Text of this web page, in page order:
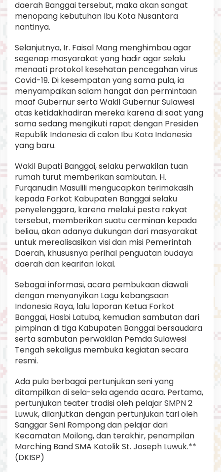
daerah Banggai tersebut, maka akan sangat
menopang kebutuhan Ibu Kota Nusantara
nantinya.
Selanjutnya, Ir. Faisal Mang menghimbau agar
segenap masyarakat yang hadir agar selalu
menaati protokol kesehatan pencegahan virus
Covid-19. Di kesempatan yang sama pula, ia
menyampaikan salam hangat dan permintaan
maaf Gubernur serta Wakil Gubernur Sulawesi
atas ketidakhadiran mereka karena di saat yang
sama sedang mengikuti rapat dengan Presiden
Republik Indonesia di calon Ibu Kota Indonesia
yang baru.
Wakil Bupati Banggai, selaku perwakilan tuan
rumah turut memberikan sambutan. H.
Furqanudin Masulili mengucapkan terimakasih
kepada Forkot Kabupaten Banggai selaku
penyelenggara, karena melalui pesta rakyat
tersebut, memberikan suatu cerminan kepada
beliau, akan adanya dukungan dari masyarakat
untuk merealisasikan visi dan misi Pemerintah
Daerah, khususnya perihal penguatan budaya
daerah dan kearifan lokal.
Sebagai informasi, acara pembukaan diawali
dengan menyanyikan Lagu kebangsaan
Indonesia Raya, lalu laporan Ketua Forkot
Banggai, Hasbi Latuba, kemudian sambutan dari
pimpinan di tiga Kabupaten Banggai bersaudara
serta sambutan perwakilan Pemda Sulawesi
Tengah sekaligus membuka kegiatan secara
resmi.
Ada pula berbagai pertunjukan seni yang
ditampilkan di sela-sela agenda acara. Pertama,
pertunjukan teater tradisi oleh pelajar SMPN 2
Luwuk, dilanjutkan dengan pertunjukan tari oleh
Sanggar Seni Rompong dan pelajar dari
Kecamatan Moilong, dan terakhir, penampilan
Marching Band SMA Katolik St. Joseph Luwuk.**
(DKISP)